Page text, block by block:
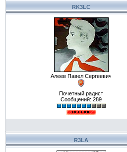
RK3LC
Алеев Павел Сергеевич
Почетный радист
Сообщений: 289
R3LA